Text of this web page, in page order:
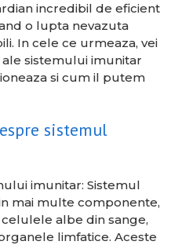
incredibil de eficient
o lupta nevazuta
In cele ce urmeaza, vei
sistemului imunitar
si cum il putem
sistemul
imunitar: Sistemul
mai multe componente,
albe din sange,
limfatice. Aceste